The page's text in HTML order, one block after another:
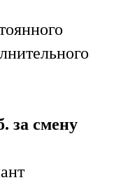
за смену